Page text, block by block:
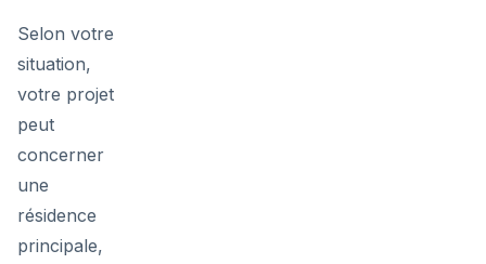
Selon votre
situation,
votre projet
peut
concerner
une
résidence
principale,